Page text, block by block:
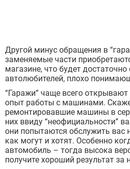
Другой минус обращения в
заменяемые части
магазине, что будет
автолюбителей, плохо
“Гаражи” чаще всего
опыт работы с машинами.
ремонтировавшие машины в
них ввиду “неофициальности”
они попытаются обслужить вас
как могут и хотят. Особенно
автомобиль – тогда высока
получите хороший результат за